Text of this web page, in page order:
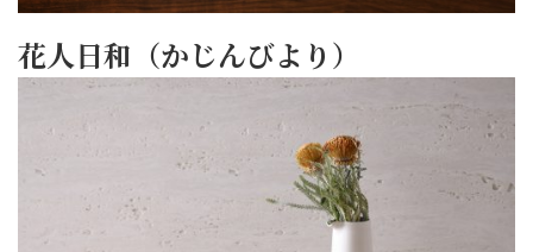
花人日和（かじんびより）